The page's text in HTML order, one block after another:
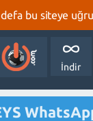
bu siteye
İndir